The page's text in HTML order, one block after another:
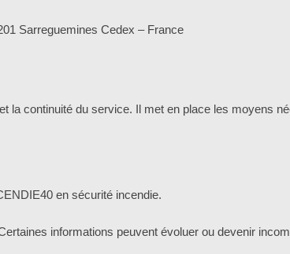
Sarreguemines Cedex – France
la continuité du service. Il met en place les moyens
en sécurité incendie.
informations peuvent évoluer ou devenir